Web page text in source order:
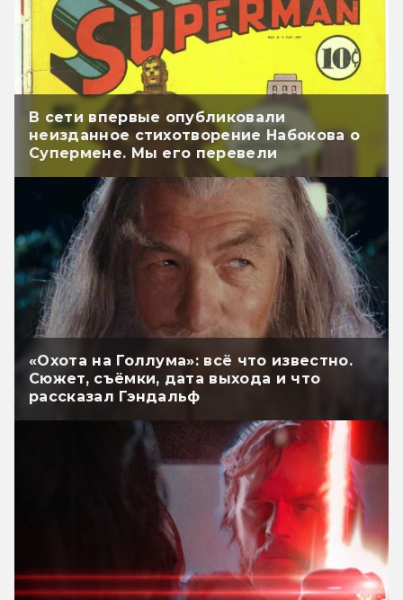
В сети впервые опубликовали
неизданное стихотворение Набокова о
Супермене. Мы его перевели
«Охота на Голлума»: всё что известно.
Сюжет, съёмки, дата выхода и что
рассказал Гэндальф